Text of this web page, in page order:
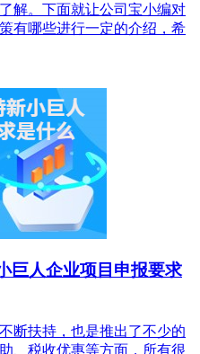
解。下面就让公司宝小编对
有哪些进行一定的介绍，希
巨人企业项目申报要求
断扶持，也是推出了不少的
、税收优惠等方面，所有很